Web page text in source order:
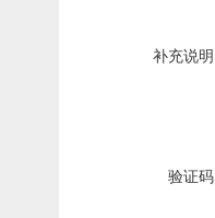
补充说
验证